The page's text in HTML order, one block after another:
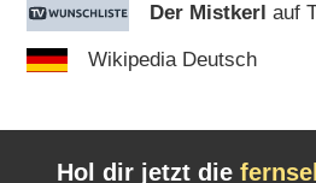
Der Mistkerl auf
Wikipedia Deutsch
Hol dir jetzt die